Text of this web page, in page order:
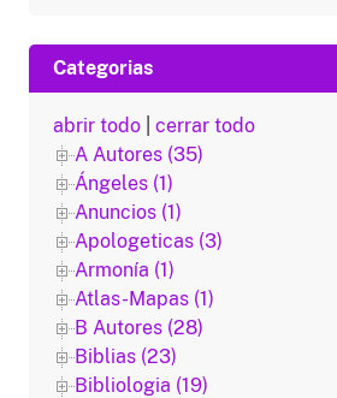
Categorias
abrir todo
cerrar todo
A Autores (35)
Ángeles (1)
Anuncios (1)
Apologeticas (3)
Armonía (1)
Atlas-Mapas (1)
B Autores (28)
Biblias (23)
Bibliologia (19)